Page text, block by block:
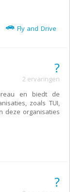
Fly and Drive
?
2 ervaringen
en biedt de
zoals TUI,
deze organisaties
?